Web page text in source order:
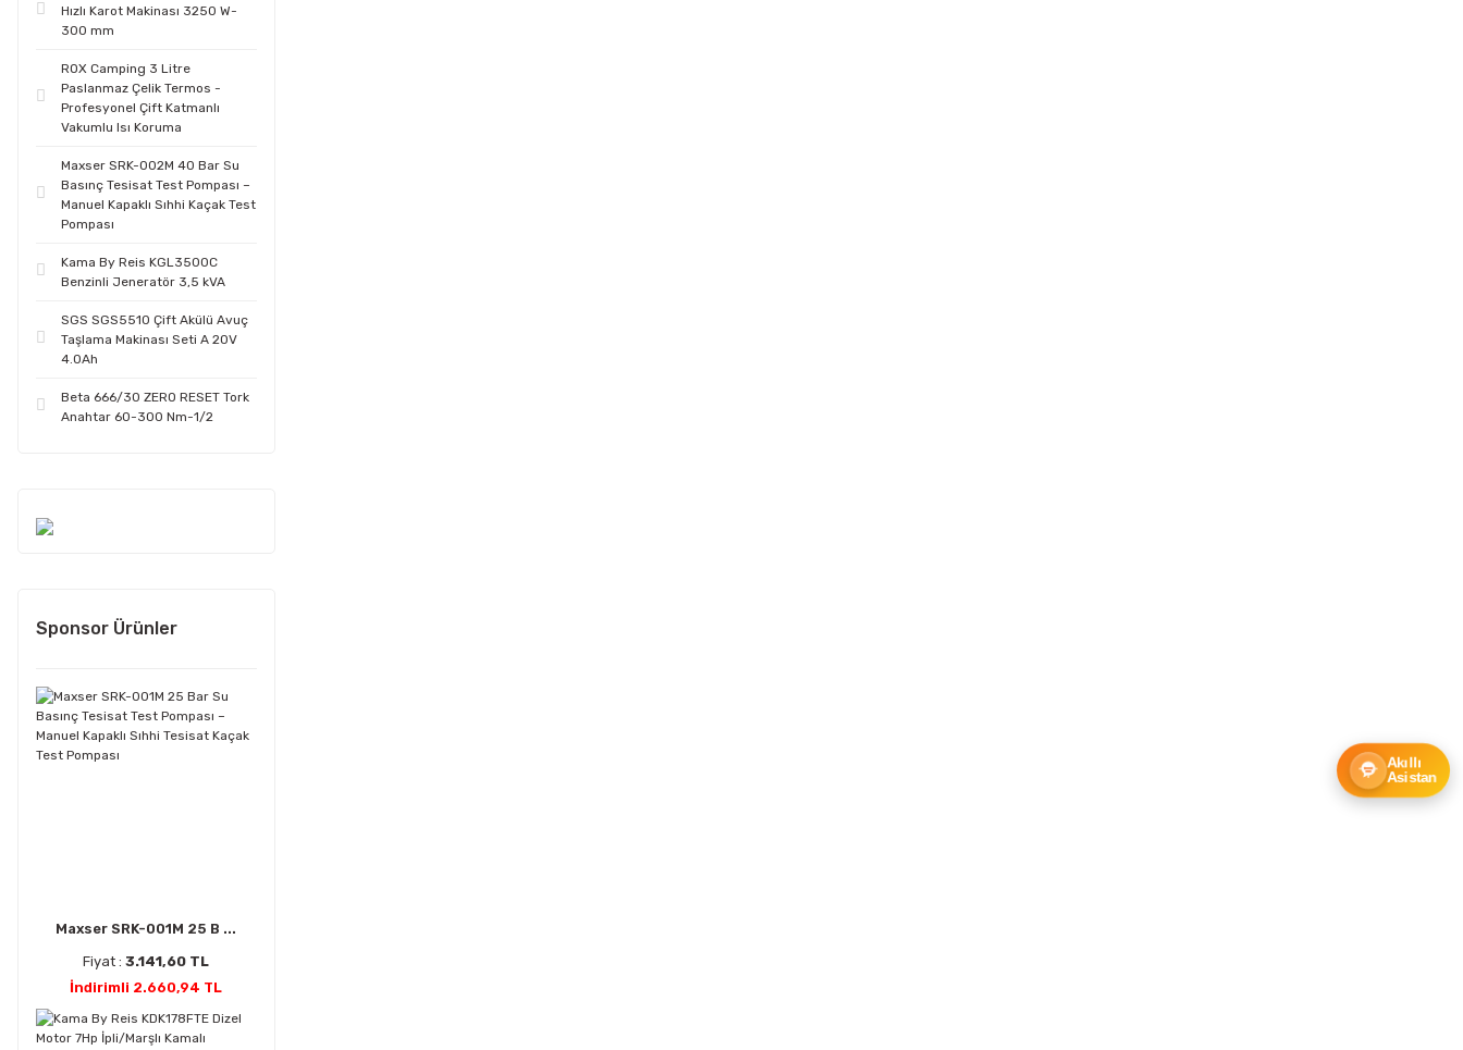
Hızlı Karot Makinası 3250 W-
300 mm
ROX Camping 3 Litre
Paslanmaz Çelik Termos -
Profesyonel Çift Katmanlı
Vakumlu Isı Koruma
Maxser SRK-002M 40 Bar Su
Basınç Tesisat Test Pompası –
Manuel Kapaklı Sıhhi Kaçak Test
Pompası
Kama By Reis KGL3500C
Benzinli Jeneratör 3,5 kVA
SGS SGS5510 Çift Akülü Avuç
Taşlama Makinası Seti A 20V
4.0Ah
Beta 666/30 ZERO RESET Tork
Anahtar 60-300 Nm-1/2
Sponsor Ürünler
Maxser SRK-001M 25 B ...
Fiyat :3.141,60 TL
İndirimli 2.660,94 TL
Akıllı
Asistan